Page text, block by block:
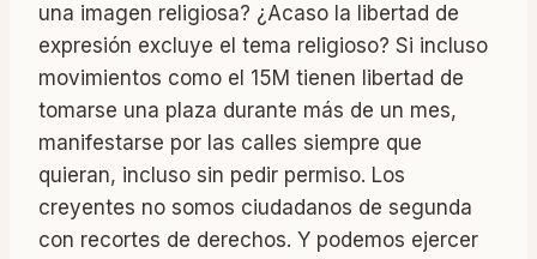
una imagen religiosa? ¿Acaso la libertad de
expresión excluye el tema religioso? Si incluso
movimientos como el 15M tienen libertad de
tomarse una plaza durante más de un mes,
manifestarse por las calles siempre que
quieran, incluso sin pedir permiso. Los
creyentes no somos ciudadanos de segunda
con recortes de derechos. Y podemos ejercer